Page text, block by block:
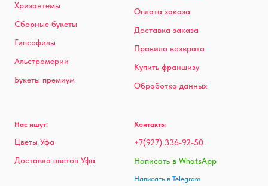
Хризантемы
Сборные букеты
Гипсофилы
Альстромерии
Букеты премиум
Оплата заказа
Доставка заказа
Правила возврата
Купить франшизу
Обработка данных
Нас ищут:
Цветы Уфа
Доставка цветов Уфа
Контакты
+7(927) 336-92-50
Написать в WhatsApp
Написать в Telegram